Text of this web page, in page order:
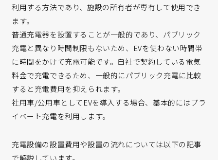
利用する方法であり、施設の所有者が専有して使用でき
ます。
普通充電器を設置することが一般的であり、パブリック
充電と異なり時間制限もないため、EVを使わない時間帯
に時間をかけて充電可能です。自社で契約している電気
料金で充電できるため、一般的にパブリック充電に比較
すると充電費用を抑えられます。
社用車/公用車としてEVを導入する場合、基本的にはプラ
イベート充電を利用します。
充電設備の設置費用や設置の流れについては以下の記事
で解説しています。